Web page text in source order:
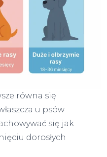
równa się
u psów
się jak
dorosłych